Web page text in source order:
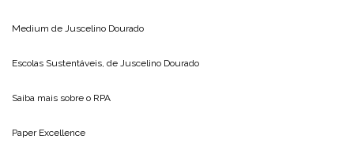
Medium de Juscelino Dourado
Escolas Sustentáveis, de Juscelino Dourado
Saiba mais sobre o RPA
Paper Excellence